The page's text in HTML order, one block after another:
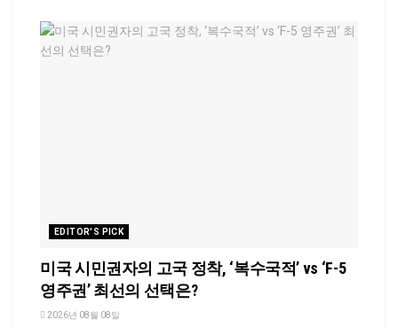
EDITOR'S PICK
미국 시민권자의 고국 정착, ‘복수국적’ vs ‘F-5
영주권’ 최선의 선택은?
2026년 08월 08일